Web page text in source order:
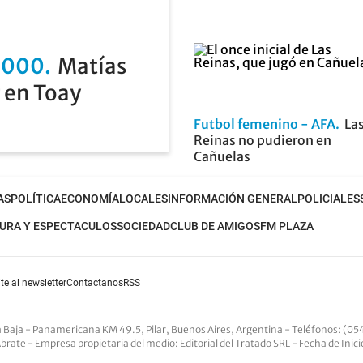
Matías
Toay
Futbol femenino - AFA
Reinas no pudieron en
Cañuelas
POLÍTICAECONOMÍALOCALESINFORMACIÓN GENERALPOLICIALES
Y ESPECTACULOSSOCIEDADCLUB DE AMIGOSFM PLAZA
al newsletterContactanosRSS
- Panamericana KM 49.5, Pilar, Buenos Aires, Argentina - Teléfonos:
- Empresa propietaria del medio: Editorial del Tratado SRL - Fecha de